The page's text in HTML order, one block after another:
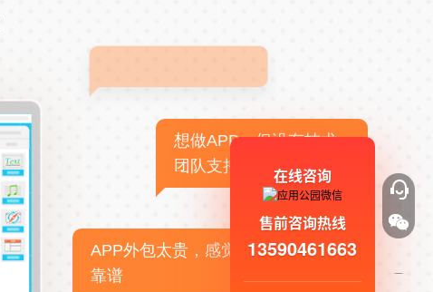
想做APP，但没有技术
团队支持
APP外包太贵，感觉不
靠谱
在线咨询
售前咨询热线
13590461663